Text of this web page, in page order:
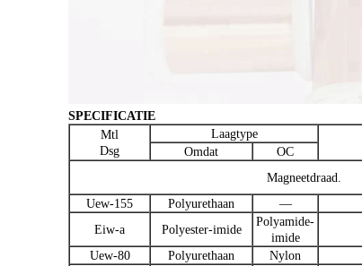
SPECIFICATIE
Mtl
Dsg
Laagtype
Omdat
OC
Magneetdraad.
Uew-155
Polyurethaan —
Eiw-a
Polyester-imide
Polyamide-
imide
Uew-80
Polyurethaan Nylon